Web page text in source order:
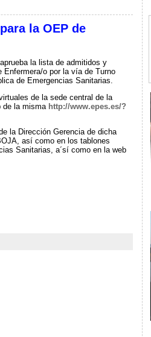
la OEP de
la lista de admitidos y
o por la vía de Turno
de Emergencias Sanitarias.
de la sede central de la
de la misma http://www.epes.es/?
la Dirección Gerencia de dicha
así como en los tablones
Sanitarias, a´sí como en la web